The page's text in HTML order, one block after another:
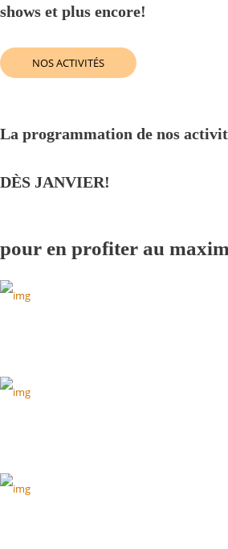
shows et plus encore!
NOS ACTIVITÉS
La programmation de nos
DÈS JANVIER!
pour en profiter au